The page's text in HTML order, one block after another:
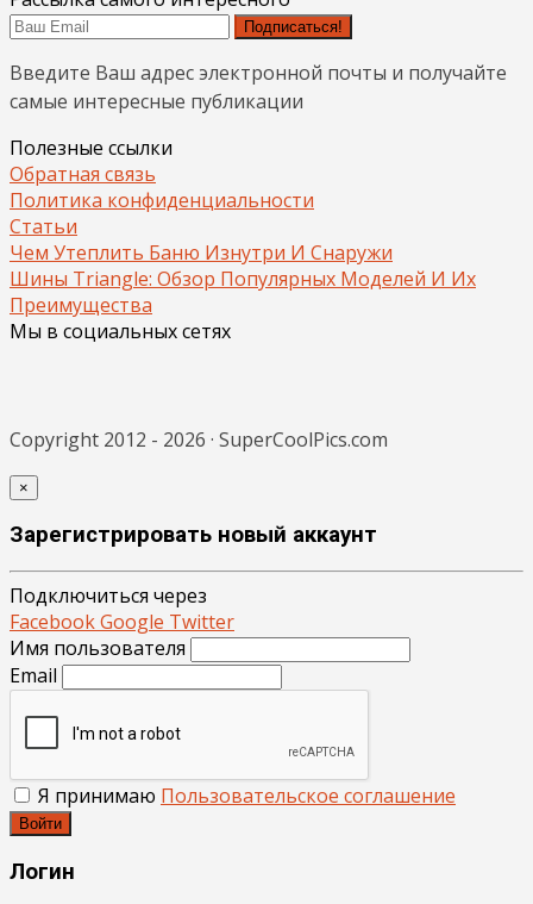
Подписаться!
Введите Ваш адрес электронной почты и получайте
самые интересные публикации
Полезные ссылки
Обратная связь
Политика конфиденциальности
Статьи
Чем Утеплить Баню Изнутри И Снаружи
Шины Triangle: Обзор Популярных Моделей И Их
Преимущества
Мы в социальных сетях
Copyright 2012 - 2026 · SuperCoolPics.com
×
Зарегистрировать новый аккаунт
Подключиться через
FacebookGoogle Twitter
Имя пользователя
Email
Я принимаю Пользовательское соглашение
Войти
Логин